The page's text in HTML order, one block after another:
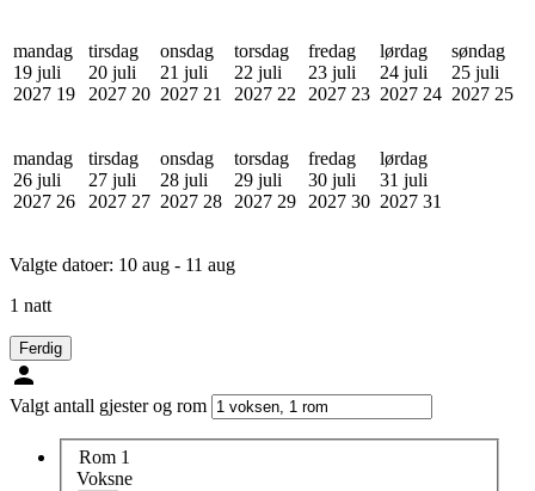
mandag
19 juli
2027 19
tirsdag
20 juli
2027 20
onsdag
21 juli
2027 21
torsdag
22 juli
2027 22
fredag
23 juli
2027 23
lørdag
24 juli
2027 24
søndag
25 juli
2027 25
mandag
26 juli
2027 26
tirsdag
27 juli
2027 27
onsdag
28 juli
2027 28
torsdag
29 juli
2027 29
fredag
30 juli
2027 30
lørdag
31 juli
2027 31
Valgte datoer: 10 aug - 11 aug
1 natt
Ferdig
Valgt antall gjester og rom
Rom 1
Voksne